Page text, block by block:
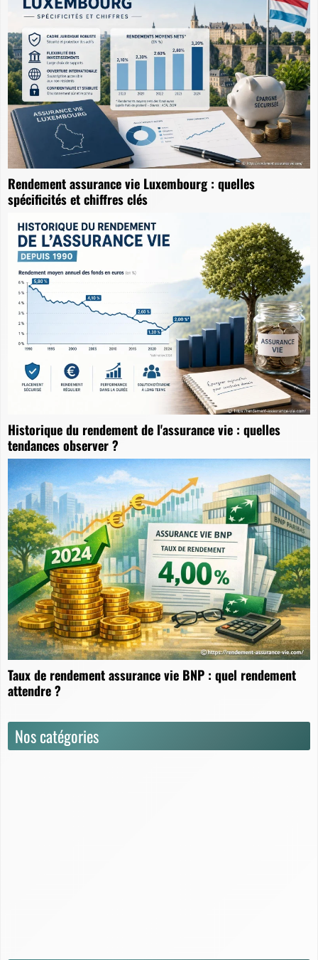
Rendement assurance vie Luxembourg : quelles
spécificités et chiffres clés
Historique du rendement de l'assurance vie : quelles
tendances observer ?
Taux de rendement assurance vie BNP : quel rendement
attendre ?
Nos catégories